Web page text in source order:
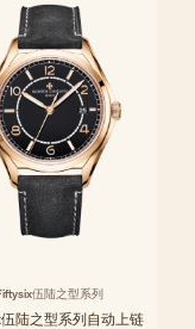
伍陆之型系列
陆之型系列自动上链